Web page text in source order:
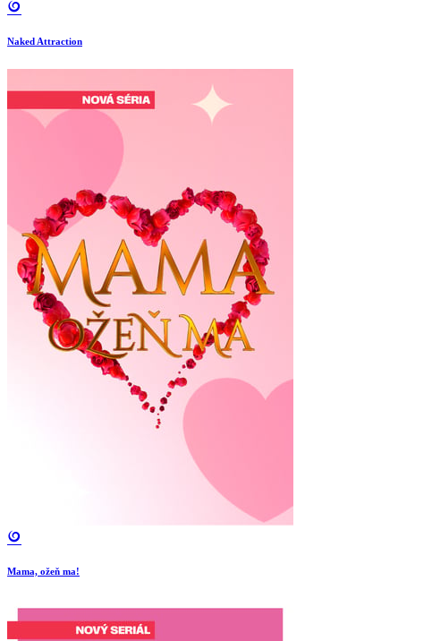
Naked Attraction
Mama, ožeň ma!